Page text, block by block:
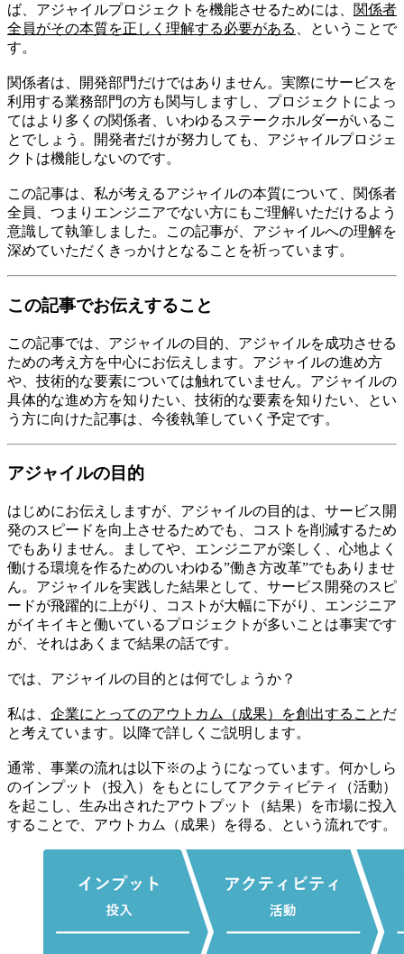
ば、アジャイルプロジェクトを機能させるためには、 関係者
全員がその本質を正しく理解する必要がある
、ということで
す。
関係者は、開発部門だけではありません。実際にサービスを
利用する業務部門の方も関与しますし、プロジェクトによっ
てはより多くの関係者、いわゆるステークホルダーがいるこ
とでしょう。開発者だけが努力しても、アジャイルプロジェ
クトは機能しないのです。
この記事は、私が考えるアジャイルの本質について、関係者
全員、つまりエンジニアでない方にもご理解いただけるよう
意識して執筆しました。この記事が、アジャイルへの理解を
深めていただくきっかけとなることを祈っています。
この記事でお伝えすること
この記事では、アジャイルの目的、アジャイルを成功させる
ための考え方を中心にお伝えします。アジャイルの進め方
や、技術的な要素については触れていません。アジャイルの
具体的な進め方を知りたい、技術的な要素を知りたい、とい
う方に向けた記事は、今後執筆していく予定です。
アジャイルの目的
はじめにお伝えしますが、アジャイルの目的は、サービス開
発のスピードを向上させるためでも、コストを削減するため
でもありません。ましてや、エンジニアが楽しく、心地よく
働ける環境を作るためのいわゆる”働き方改革”でもありませ
ん。アジャイルを実践した結果として、サービス開発のスピ
ードが飛躍的に上がり、コストが大幅に下がり、エンジニア
がイキイキと働いているプロジェクトが多いことは事実です
が、それはあくまで結果の話です。
では、アジャイルの目的とは何でしょうか？
私は、 企業にとってのアウトカム（成果）を創出すること だ
と考えています。以降で詳しくご説明します。
通常、事業の流れは以下※のようになっています。何かしら
のインプット（投入）をもとにしてアクティビティ（活動）
を起こし、生み出されたアウトプット（結果）を市場に投入
することで、アウトカム（成果）を得る、という流れです。